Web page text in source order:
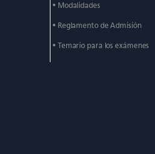
• Modalidades
• Reglamento de Admisión
• Temario para los exámenes